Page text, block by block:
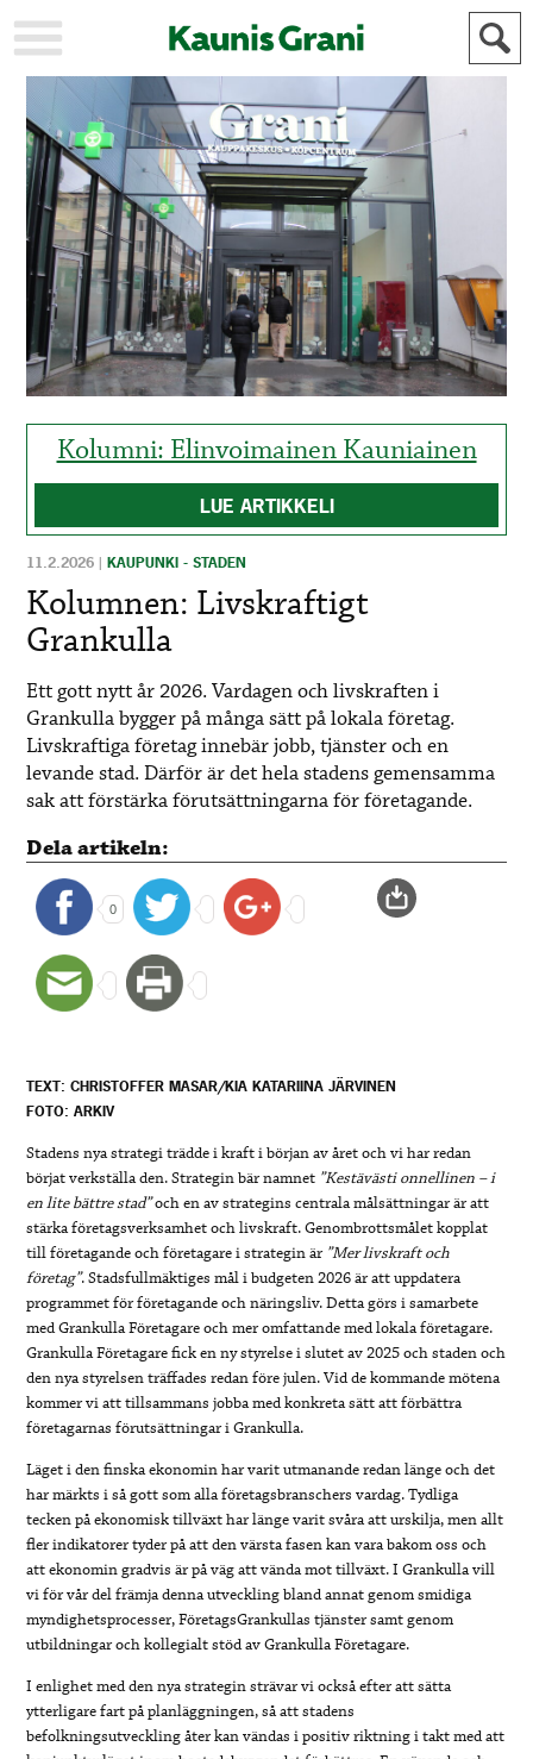
KAUPUNKI
STADEN
AJANKOHTAISTA
AKTUELLT
URHEILU
IDROTT
KULTTUURI
KULTUR
HISTORIA
HISTORIA
YLEINEN
ALLMÄN
MAINOSTAJILLE
FÖR
ANNONSÖRER
Kolumni: Elinvoimainen Kauniainen
LUE ARTIKKELI
11.2.2026 |KAUPUNKI - STADEN
Kolumnen: Livskraftigt
Grankulla
Ett gott nytt år 2026. Vardagen och livskraften i
Grankulla bygger på många sätt på lokala företag.
Livskraftiga företag innebär jobb, tjänster och en
levande stad. Därför är det hela stadens gemensamma
sak att förstärka förutsättningarna för företagande.
Dela artikeln:
0
TEXT: CHRISTOFFER MASAR/KIA KATARIINA JÄRVINEN
FOTO: ARKIV
Stadens nya strategi trädde i kraft i början av året och vi har redan
börjat verkställa den. Strategin bär namnet ”Kestävästi onnellinen – i
en lite bättre stad”och en av strategins centrala målsättningar är att
stärka företagsverksamhet och livskraft. Genombrottsmålet kopplat
till företagande och företagare i strategin är ”Mer livskraft och
företag”. Stadsfullmäktiges mål i budgeten 2026 är att uppdatera
programmet för företagande och näringsliv. Detta görs i samarbete
med Grankulla Företagare och mer omfattande med lokala företagare.
Grankulla Företagare fick en ny styrelse i slutet av 2025 och staden och
den nya styrelsen träffades redan före julen. Vid de kommande mötena
kommer vi att tillsammans jobba med konkreta sätt att förbättra
företagarnas förutsättningar i Grankulla.
Läget i den finska ekonomin har varit utmanande redan länge och det
har märkts i så gott som alla företagsbranschers vardag. Tydliga
tecken på ekonomisk tillväxt har länge varit svåra att urskilja, men allt
fler indikatorer tyder på att den värsta fasen kan vara bakom oss och
att ekonomin gradvis är på väg att vända mot tillväxt. I Grankulla vill
vi för vår del främja denna utveckling bland annat genom smidiga
myndighetsprocesser, FöretagsGrankullas tjänster samt genom
utbildningar och kollegialt stöd av Grankulla Företagare.
I enlighet med den nya strategin strävar vi också efter att sätta
ytterligare fart på planläggningen, så att stadens
befolkningsutveckling åter kan vändas i positiv riktning i takt med att